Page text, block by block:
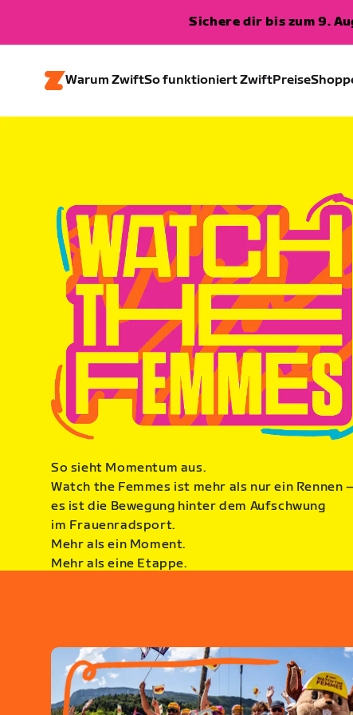
Sichere dir bis zum 9.
Warum ZwiftSo funktioniert ZwiftPreise
So sieht Momentum aus.
Watch the Femmes ist mehr als nur ein Rennen –
es ist die Bewegung hinter dem Aufschwung
im Frauenradsport.
Mehr als ein Moment.
Mehr als eine Etappe.